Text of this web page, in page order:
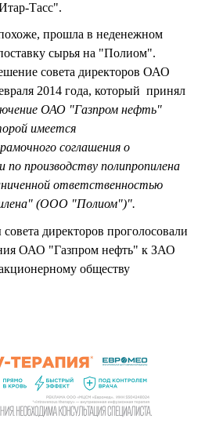
Тасс".
прошла в неденежном
сырья на "Полиом".
совета директоров ОАО
2014 года, который принял
ОАО "Газпром нефть"
имеется
соглашения о
производству полипропилена
ответственностью
(ООО "Полиом")".
директоров проголосовали
ОАО "Газпром нефть" к ЗАО
обществу